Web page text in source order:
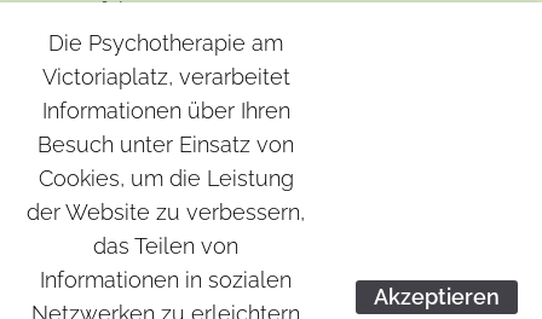
Anfahrt
Impressum
Datenschutz
Leistungen
Sexualberatung
Coaching
Gruppentherapie
Die Psychotherapie am
Victoriaplatz, verarbeitet
Informationen über Ihren
Besuch unter Einsatz von
Cookies, um die Leistung
der Website zu verbessern,
das Teilen von
Informationen in sozialen
Netzwerken zu erleichtern
Akzeptieren